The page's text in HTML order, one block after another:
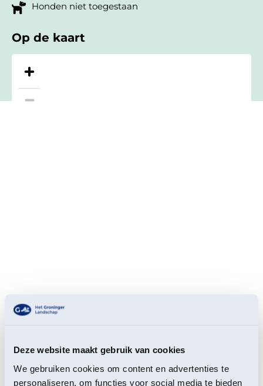
Deze website maakt gebruik van cookies
We gebruiken cookies om content en advertenties te
personaliseren, om functies voor social media te bieden
Honden niet toegestaan
Op de kaart
De dagtocht is van 9.15 – 16.30 uur en kost per persoon